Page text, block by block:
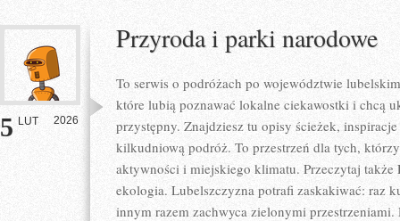
5 LUT 2026
Przyroda i parki narodowe
To serwis o podróżach po województwie
które lubią poznawać lokalne ciekawostki i chcą
przystępny. Znajdziesz tu opisy ścieżek,
kilkudniową podróż. To przestrzeń dla tych,
aktywności i miejskiego klimatu. Przeczytaj
ekologia. Lubelszczyzna potrafi zaskakiwać: raz
innym razem zachwyca zielonymi